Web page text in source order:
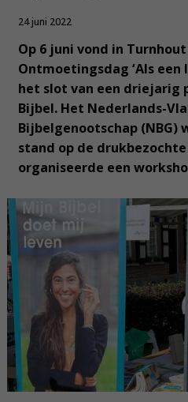
24 juni 2022
Op 6 juni vond in
Ontmoetingsdag ‘Als een
het slot van een driejarig
Bijbel. Het Nederlands-
Bijbelgenootschap (NBG)
stand op de
organiseerde een